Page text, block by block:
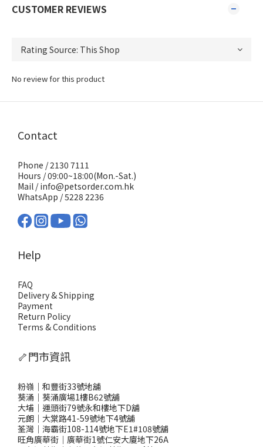
CUSTOMER REVIEWS
No review for this product
Contact
Phone / 2130 7111
Hours / 09:00~18:00(Mon.-Sat.)
Mail / info@petsorder.com.hk
WhatsApp /5228 2236
Help
FAQ
Delivery & Shipping
Payment
Return Policy
Terms & Conditions
🦴門市資訊
粉嶺｜和豐街33號地舖
葵涌｜葵涌廣場1樓B62號舖
大埔｜運頭街79號永和樓地下D舖
元朗｜大棠路41-59號地下4號舖
荃灣｜海霸街108-114號地下E1#108號舖
旺角廣華街｜廣華街1號仁安大廈地下26A